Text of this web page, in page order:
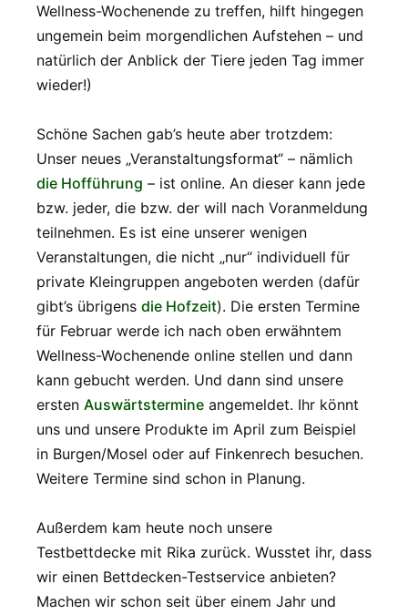
Wellness-Wochenende zu treffen, hilft hingegen
ungemein beim morgendlichen Aufstehen – und
natürlich der Anblick der Tiere jeden Tag immer
wieder!)
Schöne Sachen gab’s heute aber trotzdem:
Unser neues „Veranstaltungsformat“ – nämlich
die Hofführung – ist online. An dieser kann jede
bzw. jeder, die bzw. der will nach Voranmeldung
teilnehmen. Es ist eine unserer wenigen
Veranstaltungen, die nicht „nur“ individuell für
private Kleingruppen angeboten werden (dafür
gibt’s übrigens die Hofzeit). Die ersten Termine
für Februar werde ich nach oben erwähntem
Wellness-Wochenende online stellen und dann
kann gebucht werden. Und dann sind unsere
ersten Auswärtstermine angemeldet. Ihr könnt
uns und unsere Produkte im April zum Beispiel
in Burgen/Mosel oder auf Finkenrech besuchen.
Weitere Termine sind schon in Planung.
Außerdem kam heute noch unsere
Testbettdecke mit Rika zurück. Wusstet ihr, dass
wir einen Bettdecken-Testservice anbieten?
Machen wir schon seit über einem Jahr und